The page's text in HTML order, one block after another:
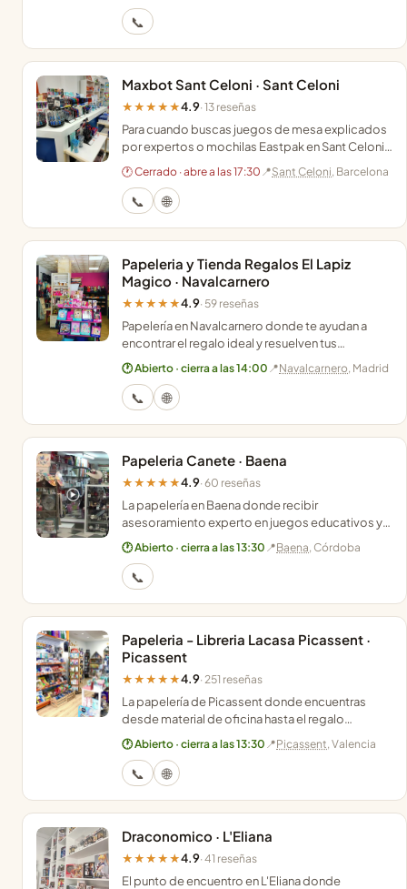
📞
Maxbot Sant Celoni · Sant Celoni
★★★★★4.9· 13 reseñas
Para cuando buscas juegos de mesa explicados
por expertos o mochilas Eastpak en Sant Celoni,
con un trato cercano y adaptado a cada cliente.
🕐 Cerrado · abre a las 17:30 📍Sant Celoni, Barcelona
📞 🌐
Papeleria y Tienda Regalos El Lapiz
Magico · Navalcarnero
★★★★★4.9· 59 reseñas
Papelería en Navalcarnero donde te ayudan a
encontrar el regalo ideal y resuelven tus
impresiones y encuadernaciones con un trato
cercano.
🕐 Abierto · cierra a las 14:00 📍Navalcarnero, Madrid
📞 🌐
Papeleria Canete · Baena
★★★★★4.9· 60 reseñas
La papelería en Baena donde recibir
asesoramiento experto en juegos educativos y
artículos de regalo con un trato cercano y
profesional.
🕐 Abierto · cierra a las 13:30 📍Baena, Córdoba
📞
Papeleria - Libreria Lacasa Picassent ·
Picassent
★★★★★4.9· 251 reseñas
La papelería de Picassent donde encuentras
desde material de oficina hasta el regalo
perfecto, con asesoramiento personalizado y
zona para niños.
🕐 Abierto · cierra a las 13:30 📍Picassent, Valencia
📞 🌐
Draconomico · L'Eliana
★★★★★4.9· 41 reseñas
El punto de encuentro en L'Eliana donde